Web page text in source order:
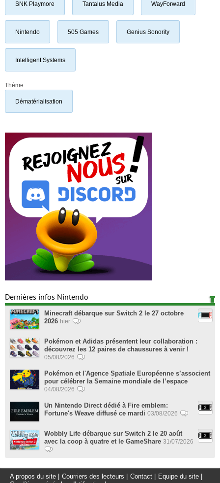
SNK Playmore Tantalus Media WayForward
Nintendo 505 Games Genius Sonority
Intelligent Systems
Thème
Dématérialisation
Dernières infos Nintendo
Minecraft débarque sur Switch 2 le 27 octobre
2026 hier
Pokémon et Adidas présentent leur collaboration :
découvrez les 12 paires de chaussures à venir !
05/08/2026
Pokémon et l'Agence Spatiale Européenne s’associent
pour célébrer la Semaine mondiale de l’espace
04/08/2026
Un Nintendo Direct dédié à Fire emblem:
Fortune's Weave diffusé ce mardi 03/08/2026
Wobbly Life débarque sur Switch 2 le 20 août
avec la coop à quatre et le GameShare 31/07/2026
A propos du site Courriers des lecteurs Contact Equipe du site